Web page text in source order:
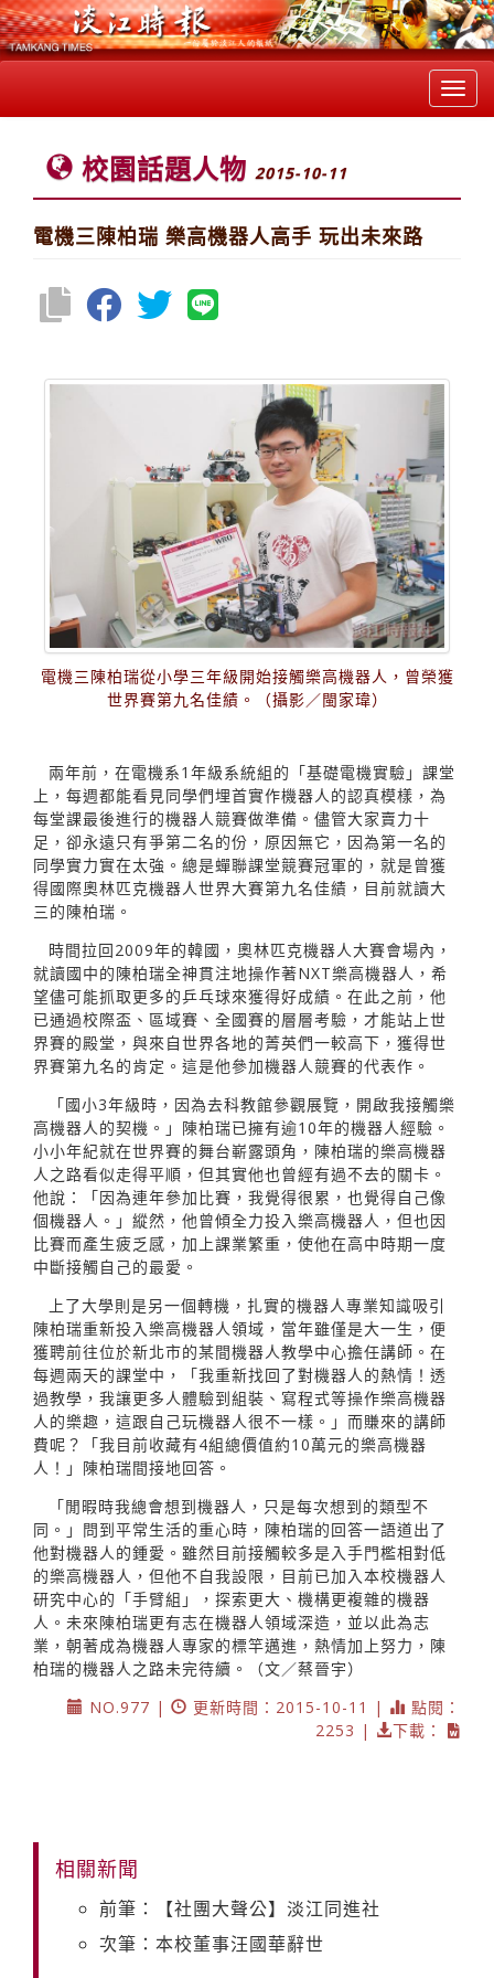
校園話題人物 2015-10-11
電機三陳柏瑞 樂高機器人高手 玩出未來路
電機三陳柏瑞從小學三年級開始接觸樂高機器人，曾榮獲
世界賽第九名佳績。（攝影／閩家瑋）
兩年前，在電機系1年級系統組的「基礎電機實驗」課堂
上，每週都能看見同學們埋首實作機器人的認真模樣，為
每堂課最後進行的機器人競賽做準備。儘管大家賣力十
足，卻永遠只有爭第二名的份，原因無它，因為第一名的
同學實力實在太強。總是蟬聯課堂競賽冠軍的，就是曾獲
得國際奧林匹克機器人世界大賽第九名佳績，目前就讀大
三的陳柏瑞。
時間拉回2009年的韓國，奧林匹克機器人大賽會場內，
就讀國中的陳柏瑞全神貫注地操作著NXT樂高機器人，希
望儘可能抓取更多的乒乓球來獲得好成績。在此之前，他
已通過校際盃、區域賽、全國賽的層層考驗，才能站上世
界賽的殿堂，與來自世界各地的菁英們一較高下，獲得世
界賽第九名的肯定。這是他參加機器人競賽的代表作。
「國小3年級時，因為去科教館參觀展覽，開啟我接觸樂
高機器人的契機。」陳柏瑞已擁有逾10年的機器人經驗。
小小年紀就在世界賽的舞台嶄露頭角，陳柏瑞的樂高機器
人之路看似走得平順，但其實他也曾經有過不去的關卡。
他說：「因為連年參加比賽，我覺得很累，也覺得自己像
個機器人。」縱然，他曾傾全力投入樂高機器人，但也因
比賽而產生疲乏感，加上課業繁重，使他在高中時期一度
中斷接觸自己的最愛。
上了大學則是另一個轉機，扎實的機器人專業知識吸引
陳柏瑞重新投入樂高機器人領域，當年雖僅是大一生，便
獲聘前往位於新北市的某間機器人教學中心擔任講師。在
每週兩天的課堂中，「我重新找回了對機器人的熱情！透
過教學，我讓更多人體驗到組裝、寫程式等操作樂高機器
人的樂趣，這跟自己玩機器人很不一樣。」而賺來的講師
費呢？「我目前收藏有4組總價值約10萬元的樂高機器
人！」陳柏瑞間接地回答。
「閒暇時我總會想到機器人，只是每次想到的類型不
同。」問到平常生活的重心時，陳柏瑞的回答一語道出了
他對機器人的鍾愛。雖然目前接觸較多是入手門檻相對低
的樂高機器人，但他不自我設限，目前已加入本校機器人
研究中心的「手臂組」，探索更大、機構更複雜的機器
人。未來陳柏瑞更有志在機器人領域深造，並以此為志
業，朝著成為機器人專家的標竿邁進，熱情加上努力，陳
柏瑞的機器人之路未完待續。（文／蔡晉宇）
NO.977 |
更新時間：2015-10-11 |
點閱：
2253 |
下載：
相關新聞
前筆：【社團大聲公】淡江同進社
次筆：本校董事汪國華辭世